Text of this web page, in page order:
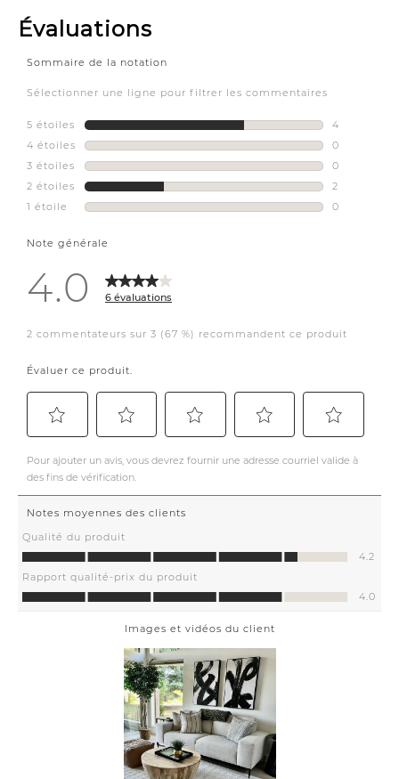
crateandbarrelcanada
nestnewyork
tahari_official
katemarkerhome.
sealycdn
#defineyourstyle
#interiordesign
#ottawa
#havnpropertymanagement
#airbnb
#shorttermrental